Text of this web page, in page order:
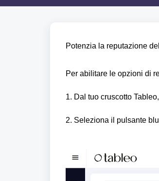
Potenzia la reputazione
Per abilitare le opzioni di
1. Dal tuo cruscotto
2. Seleziona il pulsante blu